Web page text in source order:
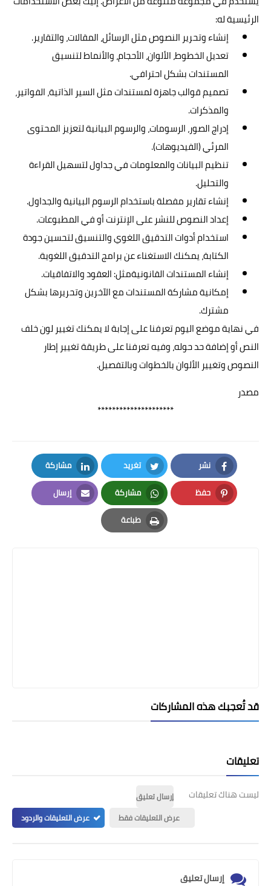
الرئيسية له:
إنشاء وتحرير النصوص مثل الرسائل، المقالات، والتقارير.
تعديل الخطوط، الألوان، الأحجام، والأنماط لتنسيق
المستندات بشكل احترافي.
تصميم قوالب جاهزة لمستندات مثل السير الذاتية، الفواتير،
والمذكرات.
إدراج الصور، الرسومات، والرسوم البيانية لتعزيز المحتوى
المرئي (الفيديوهات).
تنظيم البيانات والمعلومات في جداول لتسهيل القراءة
والتحليل.
إنشاء تقارير مفصلة باستخدام الرسوم البيانية والجداول.
إعداد النصوص للنشر على الإنترنت أو في المطبوعات.
استخدام أدوات التدقيق اللغوي والتنسيق لتحسين جودة
الكتابة، يمكنك الاستغناء عن برامج التدقيق اللغوية.
إنشاء المستندات القانونيةمثل: العقود والاتفاقيات.
إمكانية مشاركة المستندات مع الآخرين وتحريرها بشكل
مشترك.
في نهاية موضع اليوم تعرفنا على إجابة لا يمكنك تغيير لون خلف
النص أو إضافة حد حوله، وفيه تعرفنا على طريقة تغيير إطار
النصوص وتغيير الألوان بالخطوات وبالتفصيل.
مصدر
*********************
نشر
Facebook
تغريد
Twitter
مشاركة
LinkedIn
حفظ
Pinterest
مشاركة
Whatsapp
إرسال
Email
طباعة
Print
قد تُعجبك هذه المشاركات
تعليقات
ليست هناك تعليقات
إرسال تعليق
عرض التعليقات فقط
عرض التعليقات والردود
إرسال تعليق